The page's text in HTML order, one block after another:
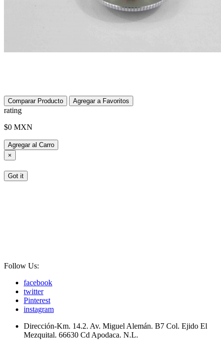
Comparar Producto Agregar a Favoritos
rating
$0 MXN
Agregar al Carro
×
Got it
Follow Us:
facebook
twitter
Pinterest
instagram
Dirección-Km. 14.2. Av. Miguel Alemán. B7 Col. Ejido El
Mezquital. 66630 Cd Apodaca. N.L.